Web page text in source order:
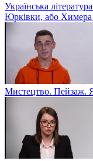
Українська
Юрківки, або Химера
Мистецтво. Пейзаж.